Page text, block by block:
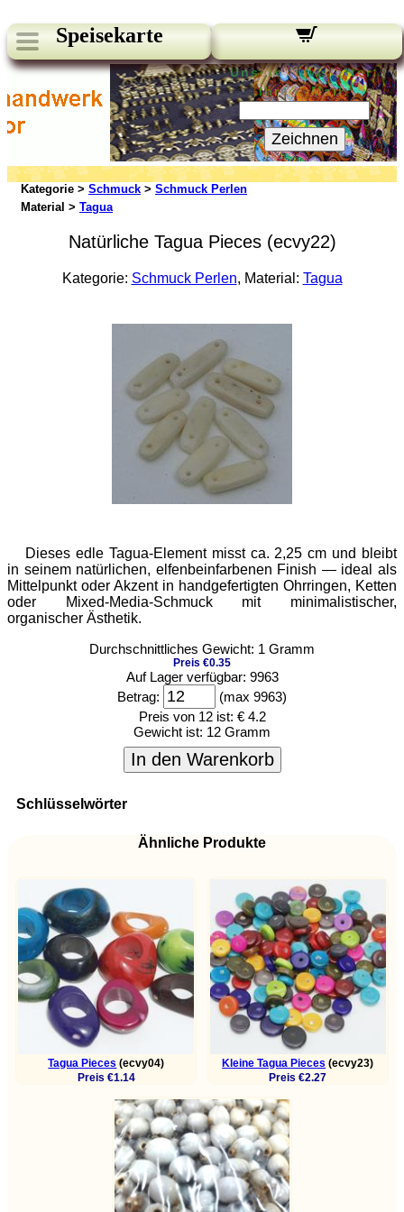
Speisekarte
Unsere Newsletter:
Ihre E-Mail:
Zeichnen
Kategorie > Schmuck > Schmuck Perlen
Material > Tagua
Natürliche Tagua Pieces (ecvy22)
Kategorie: Schmuck Perlen, Material: Tagua
Dieses edle Tagua-Element misst ca. 2,25 cm und bleibt
in seinem natürlichen, elfenbeinfarbenen Finish — ideal als
Mittelpunkt oder Akzent in handgefertigten Ohrringen, Ketten
oder Mixed-Media-Schmuck mit minimalistischer,
organischer Ästhetik.
Durchschnittliches Gewicht: 1 Gramm
Preis €0.35
Auf Lager verfügbar: 9963
Betrag:
(max 9963)
Preis von 12 ist: € 4.2
Gewicht ist: 12 Gramm
In den Warenkorb
Schlüsselwörter
Ähnliche Produkte
Tagua Pieces (ecvy04)
Preis €1.14
Kleine Tagua Pieces (ecvy23)
Preis €2.27